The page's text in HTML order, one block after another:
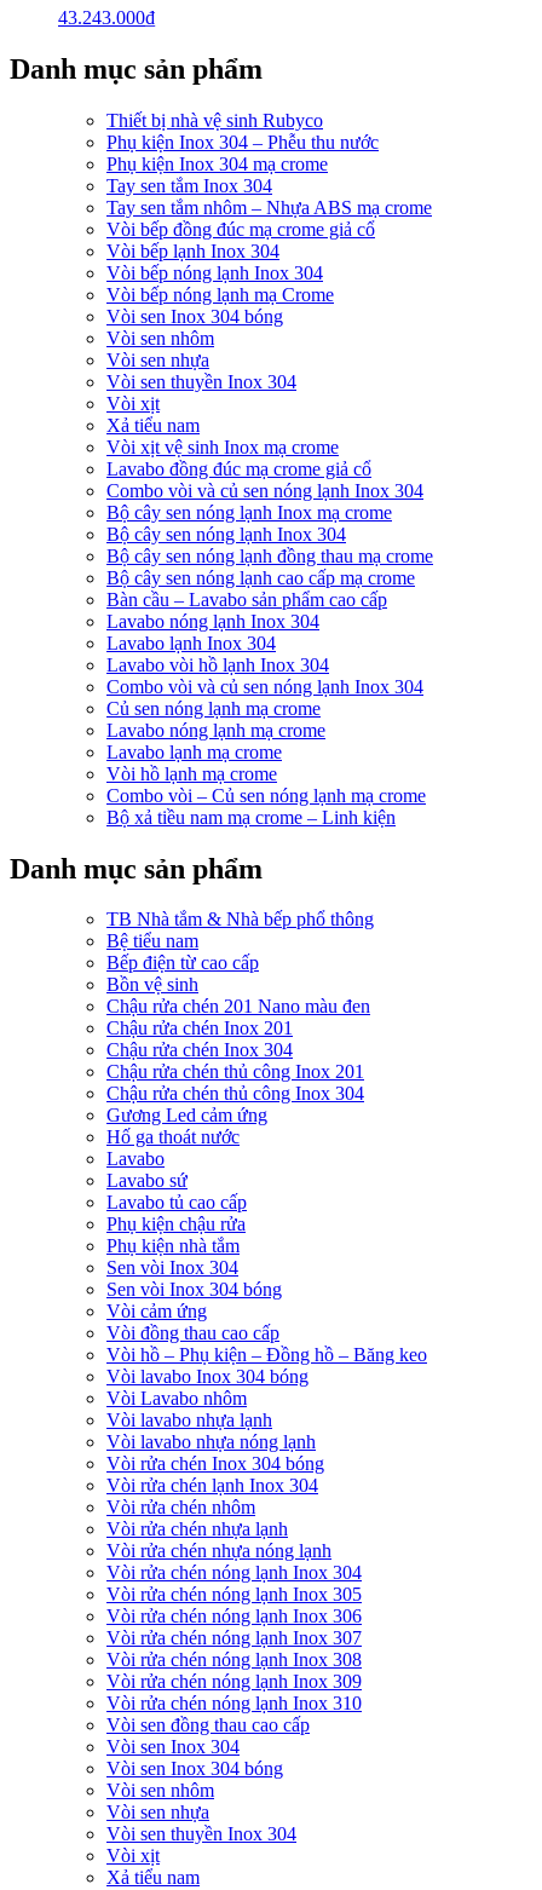
43.243.000₫
Danh mục sản phẩm
Thiết bị nhà vệ sinh Rubyco
Phụ kiện Inox 304 – Phễu thu nước
Phụ kiện Inox 304 mạ crome
Tay sen tắm Inox 304
Tay sen tắm nhôm – Nhựa ABS mạ crome
Vòi bếp đồng đúc mạ crome giả cổ
Vòi bếp lạnh Inox 304
Vòi bếp nóng lạnh Inox 304
Vòi bếp nóng lạnh mạ Crome
Vòi sen Inox 304 bóng
Vòi sen nhôm
Vòi sen nhựa
Vòi sen thuyền Inox 304
Vòi xịt
Xả tiểu nam
Vòi xịt vệ sinh Inox mạ crome
Lavabo đồng đúc mạ crome giả cổ
Combo vòi và củ sen nóng lạnh Inox 304
Bộ cây sen nóng lạnh Inox mạ crome
Bộ cây sen nóng lạnh Inox 304
Bộ cây sen nóng lạnh đồng thau mạ crome
Bộ cây sen nóng lạnh cao cấp mạ crome
Bàn cầu – Lavabo sản phẩm cao cấp
Lavabo nóng lạnh Inox 304
Lavabo lạnh Inox 304
Lavabo vòi hồ lạnh Inox 304
Combo vòi và củ sen nóng lạnh Inox 304
Củ sen nóng lạnh mạ crome
Lavabo nóng lạnh mạ crome
Lavabo lạnh mạ crome
Vòi hồ lạnh mạ crome
Combo vòi – Củ sen nóng lạnh mạ crome
Bộ xả tiều nam mạ crome – Linh kiện
Danh mục sản phẩm
TB Nhà tắm & Nhà bếp phổ thông
Bệ tiểu nam
Bếp điện từ cao cấp
Bồn vệ sinh
Chậu rửa chén 201 Nano màu đen
Chậu rửa chén Inox 201
Chậu rửa chén Inox 304
Chậu rửa chén thủ công Inox 201
Chậu rửa chén thủ công Inox 304
Gương Led cảm ứng
Hố ga thoát nước
Lavabo
Lavabo sứ
Lavabo tủ cao cấp
Phụ kiện chậu rửa
Phụ kiện nhà tắm
Sen vòi Inox 304
Sen vòi Inox 304 bóng
Vòi cảm ứng
Vòi đồng thau cao cấp
Vòi hồ – Phụ kiện – Đồng hồ – Băng keo
Vòi lavabo Inox 304 bóng
Vòi Lavabo nhôm
Vòi lavabo nhựa lạnh
Vòi lavabo nhựa nóng lạnh
Vòi rửa chén Inox 304 bóng
Vòi rửa chén lạnh Inox 304
Vòi rửa chén nhôm
Vòi rửa chén nhựa lạnh
Vòi rửa chén nhựa nóng lạnh
Vòi rửa chén nóng lạnh Inox 304
Vòi rửa chén nóng lạnh Inox 305
Vòi rửa chén nóng lạnh Inox 306
Vòi rửa chén nóng lạnh Inox 307
Vòi rửa chén nóng lạnh Inox 308
Vòi rửa chén nóng lạnh Inox 309
Vòi rửa chén nóng lạnh Inox 310
Vòi sen đồng thau cao cấp
Vòi sen Inox 304
Vòi sen Inox 304 bóng
Vòi sen nhôm
Vòi sen nhựa
Vòi sen thuyền Inox 304
Vòi xịt
Xả tiểu nam